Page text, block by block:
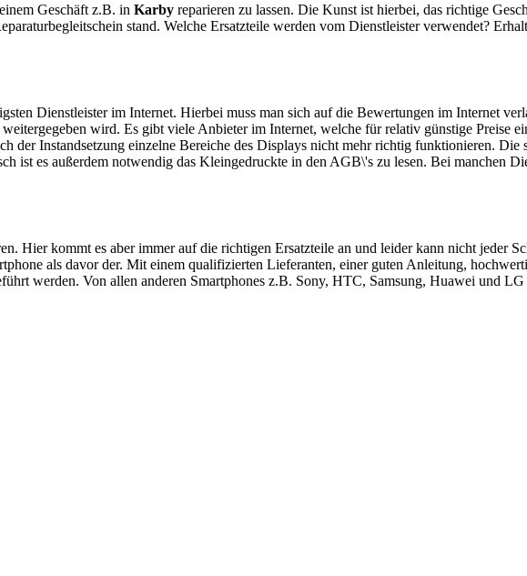
Geschäft z.B. in Karby reparieren zu lassen. Die Kunst ist hierbei, das richtige
stand. Welche Ersatzteile werden vom Dienstleister verwendet?
Dienstleister im Internet. Hierbei muss man sich auf die Bewertungen im Internet
wird. Es gibt viele Anbieter im Internet, welche für relativ günstige Preise
der Instandsetzung einzelne Bereiche des Displays nicht mehr richtig funktionieren.
ist es außerdem notwendig das Kleingedruckte in den AGB\'s zu lesen. Bei manchen
Hier kommt es aber immer auf die richtigen Ersatzteile an und leider kann nicht jeder
als davor der. Mit einem qualifizierten Lieferanten, einer guten Anleitung,
werden. Von allen anderen Smartphones z.B. Sony, HTC, Samsung, Huawei und LG